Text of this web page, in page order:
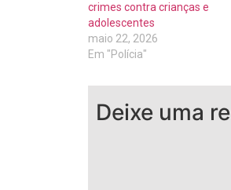
crimes contra crianças e
adolescentes
maio 22, 2026
Em "Polícia"
Deixe uma